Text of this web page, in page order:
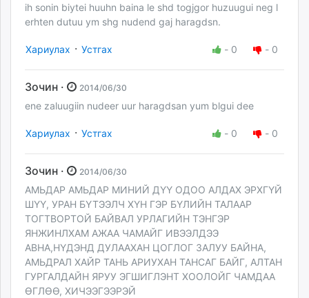
ih sonin biytei huuhn baina le shd togjgor huzuugui neg l
erhten dutuu ym shg nudend gaj haragdsn.
Хариулах · Устгах - 0 - 0
Зочин · 2014/06/30
ene zaluugiin nudeer uur haragdsan yum blgui dee
Хариулах · Устгах - 0 - 0
Зочин · 2014/06/30
АМЬДАР АМЬДАР МИНИЙ ДҮҮ ОДОО АЛДАХ ЭРХГҮЙ
ШҮҮ, УРАН БҮТЭЭЛЧ ХҮН ГЭР БҮЛИЙН ТАЛААР
ТОГТВОРТОЙ БАЙВАЛ УРЛАГИЙН ТЭНГЭР
ЯНЖИНЛХАМ АЖАА ЧАМАЙГ ИВЭЭЛДЭЭ
АВНА,НҮДЭНД ДУЛААХАН ЦОГЛОГ ЗАЛУУ БАЙНА,
АМЬДРАЛ ХАЙР ТАНЬ АРИУХАН ТАНСАГ БАЙГ, АЛТАН
ГУРГАЛДАЙН ЯРУУ ЭГШИГЛЭНТ ХООЛОЙГ ЧАМДАА
ӨГЛӨӨ, ХИЧЭЭГЭЭРЭЙ